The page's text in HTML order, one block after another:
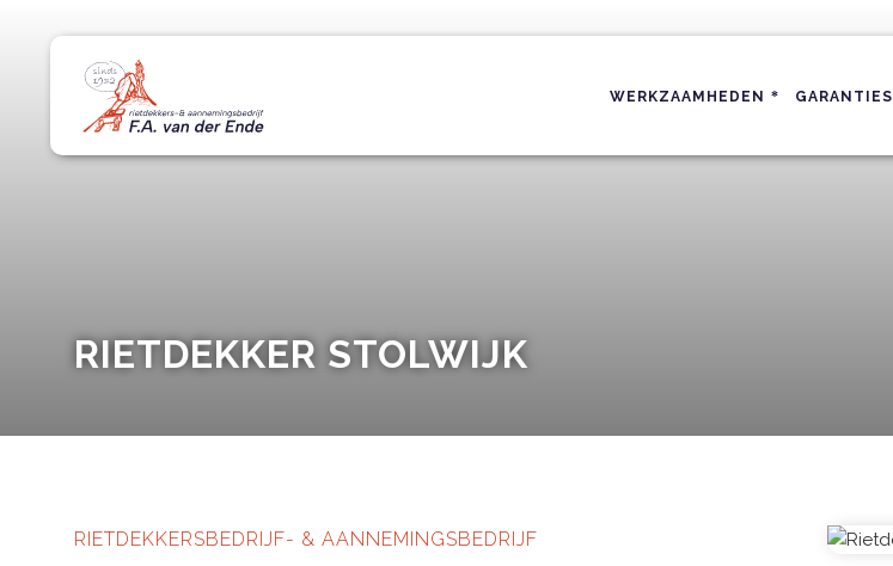
WERKZAAMHEDEN GARANTIES
RIETDEKKER STOLWIJK
RIETDEKKERSBEDRIJF- & AANNEMINGSBEDRIJF